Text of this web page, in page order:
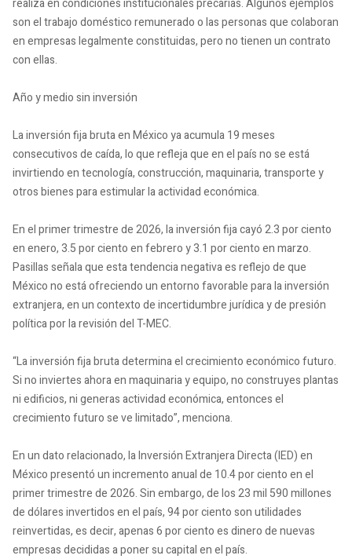
realiza en condiciones institucionales precarias. Algunos ejemplos
son el trabajo doméstico remunerado o las personas que colaboran
en empresas legalmente constituidas, pero no tienen un contrato
con ellas.
Año y medio sin inversión
La inversión fija bruta en México ya acumula 19 meses
consecutivos de caída, lo que refleja que en el país no se está
invirtiendo en tecnología, construcción, maquinaria, transporte y
otros bienes para estimular la actividad económica.
En el primer trimestre de 2026, la inversión fija cayó 2.3 por ciento
en enero, 3.5 por ciento en febrero y 3.1 por ciento en marzo.
Pasillas señala que esta tendencia negativa es reflejo de que
México no está ofreciendo un entorno favorable para la inversión
extranjera, en un contexto de incertidumbre jurídica y de presión
política por la revisión del T-MEC.
“La inversión fija bruta determina el crecimiento económico futuro.
Si no inviertes ahora en maquinaria y equipo, no construyes plantas
ni edificios, ni generas actividad económica, entonces el
crecimiento futuro se ve limitado”, menciona.
En un dato relacionado, la Inversión Extranjera Directa (IED) en
México presentó un incremento anual de 10.4 por ciento en el
primer trimestre de 2026. Sin embargo, de los 23 mil 590 millones
de dólares invertidos en el país, 94 por ciento son utilidades
reinvertidas, es decir, apenas 6 por ciento es dinero de nuevas
empresas decididas a poner su capital en el país.